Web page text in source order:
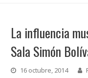
La influencia
Sala Simón
16 octubre, 2014